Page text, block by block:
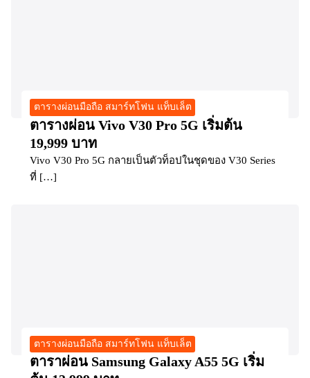
ตารางผ่อนมือถือ สมาร์ทโฟน แท็บเล็ต
ตารางผ่อน Vivo V30 Pro 5G เริ่มต้น
19,999 บาท
Vivo V30 Pro 5G กลายเป็นตัวท็อปในชุดของ V30 Series
ที่ […]
ตารางผ่อนมือถือ สมาร์ทโฟน แท็บเล็ต
ตาราผ่อน Samsung Galaxy A55 5G เริ่ม